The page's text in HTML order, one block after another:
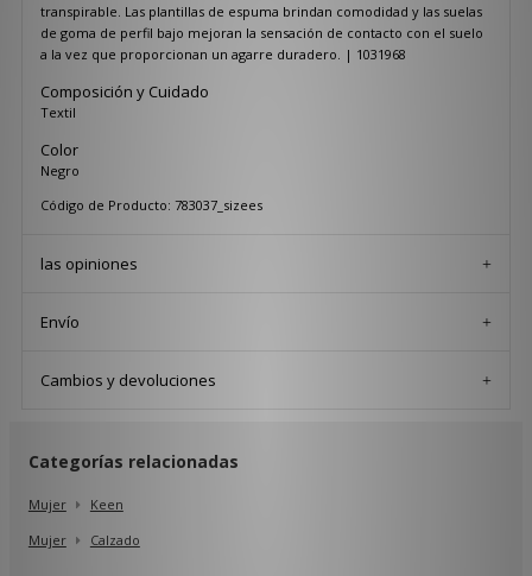
transpirable. Las plantillas de espuma brindan comodidad y las suelas
de goma de perfil bajo mejoran la sensación de contacto con el suelo
a la vez que proporcionan un agarre duradero. | 1031968
Composición y Cuidado
Textil
Color
Negro
Código de Producto: 783037_sizees
las opiniones
Envío
Cambios y devoluciones
Categorías relacionadas
Mujer
Keen
Mujer
Calzado